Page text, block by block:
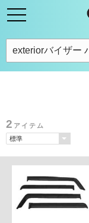
2 アイテム